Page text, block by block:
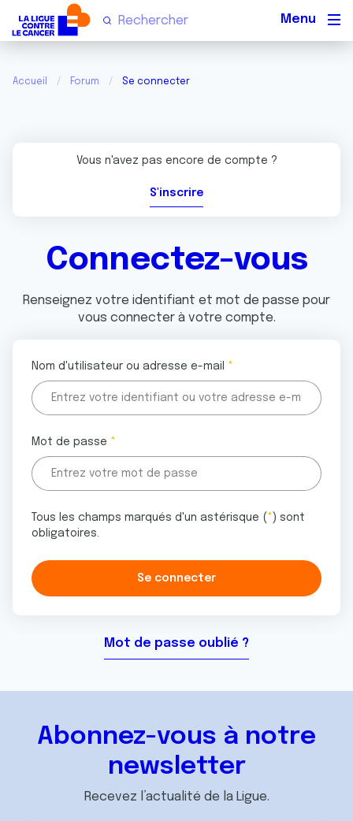
Accueil Forum Se connecter
Connectez-vous
Renseignez votre identifiant et mot de passe pour
vous connecter à votre compte.
Nom d'utilisateur ou adresse e-mail
Mot de passe
Tous les champs marqués d'un astérisque ( * ) sont
obligatoires.
Mot de passe oublié ?
Vous n'avez pas encore de compte ?
S'inscrire
Abonnez-vous à notre
newsletter
Recevez l’actualité de la Ligue.